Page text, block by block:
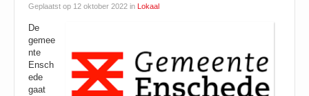
Geplaatst op 12 oktober 2022 in Lokaal
De
gemee
nte
Ensch
ede
gaat